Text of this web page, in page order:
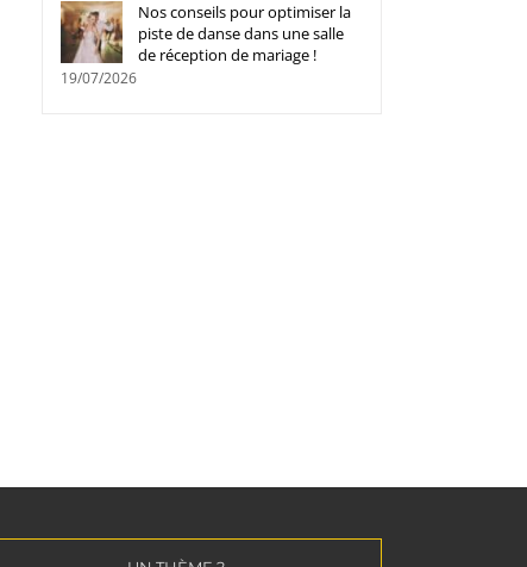
Nos conseils pour optimiser la
piste de danse dans une salle
de réception de mariage !
19/07/2026